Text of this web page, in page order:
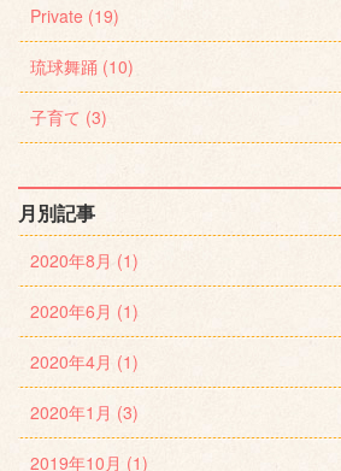
Private (19)
琉球舞踊 (10)
子育て (3)
月別記事
2020年8月 (1)
2020年6月 (1)
2020年4月 (1)
2020年1月 (3)
2019年10月 (1)